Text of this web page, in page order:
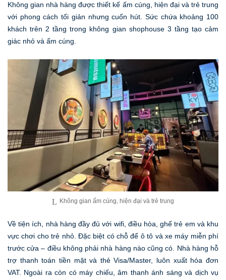
Không gian nhà hàng được thiết kế ấm cúng, hiện đại và trẻ trung
với phong cách tối giản nhưng cuốn hút. Sức chứa khoảng 100
khách trên 2 tầng trong không gian shophouse 3 tầng tạo cảm
giác nhỏ và ấm cúng.
Không gian ấm cúng, hiện đại và trẻ trung
Về tiện ích, nhà hàng đầy đủ với wifi, điều hòa, ghế trẻ em và khu
vực chơi cho trẻ nhỏ. Đặc biệt có chỗ để ô tô và xe máy miễn phí
trước cửa – điều không phải nhà hàng nào cũng có. Nhà hàng hỗ
trợ thanh toán tiền mặt và thẻ Visa/Master, luôn xuất hóa đơn
VAT. Ngoài ra còn có máy chiếu, âm thanh ánh sáng và dịch vụ